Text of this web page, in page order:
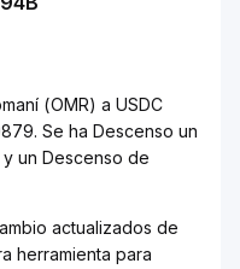
(OMR) a USDC
Se ha Descenso un
un Descenso de
actualizados de
herramienta para